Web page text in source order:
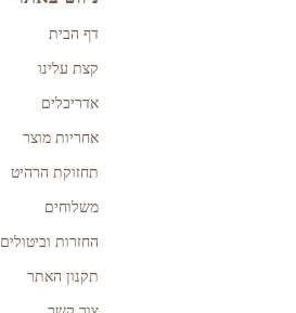
דף הבית
קצת עלינו
אדריכלים
אחריות מוצר
תחזוקת הרהיט
משלוחים
החזרות וביטולים
תקנון האתר